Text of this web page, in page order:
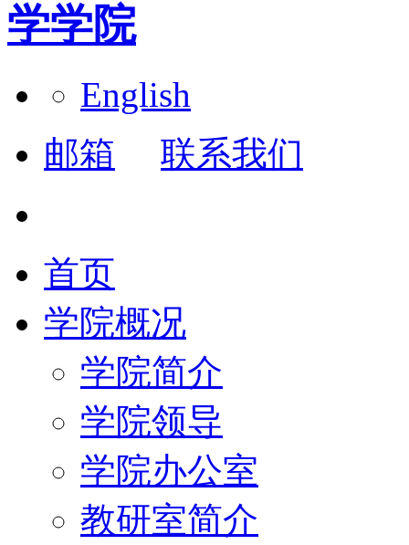
学学院
English
邮箱
联系我们
首页
学院概况
学院简介
学院领导
学院办公室
教研室简介